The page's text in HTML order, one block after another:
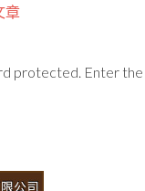
章
protected. Enter